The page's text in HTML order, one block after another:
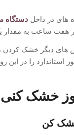
های در داخل دستگاه
هفت ساعت به
دیگر خشک کردن
استاندارد را در
خشک کنی